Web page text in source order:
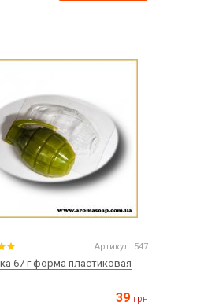
Артикул: 547
67 г форма пластиковая
39 грн